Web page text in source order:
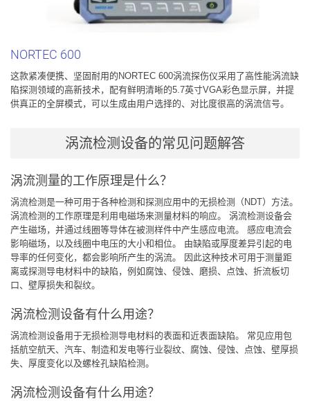
NORTEC 600
这款紧凑便携、坚固耐用的NORTEC 600涡流探伤仪采用了高性能涡流缺
陷探测领域的高新技术，配有鲜明清晰的5.7英寸VGA彩色显示屏，并提
供真正的全屏模式，可以生成由用户选择的、对比度很高的涡流信号。
涡流检测设备的常见问题解答
涡流测量的工作原理是什么？
涡流检测是一种可用于各种检测和探测应用中的无损检测（NDT）方法。
涡流检测的工作原理是利用电磁场来测量材料的响应。 涡流检测设备会
产生磁场，并通过线圈等导体在被测样件中产生感应电流。 感应电流会
影响磁场，以及线圈中电压的大小和相位。 由缺陷或厚度差异引起的电
导率的任何变化，都会影响所产生的涡流。 因此这种技术可用于测量距
离或探测导电材料中的缺陷，例如腐蚀、侵蚀、磨损、点蚀、折流板切
口、壁厚损失和裂纹。
涡流检测设备有什么用途？
涡流检测设备用于无损检测导电材料的表面和近表面缺陷。 常见应用包
括航空航天、汽车、制造和发电等行业裂纹、腐蚀、侵蚀、点蚀、壁厚损
失、厚度变化以及螺栓孔缺陷检测。
涡流检测设备有什么用途？